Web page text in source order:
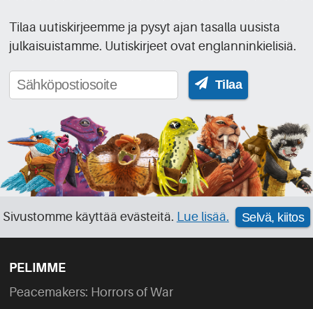
Tilaa uutiskirjeemme ja pysyt ajan tasalla uusista
julkaisuistamme. Uutiskirjeet ovat englanninkielisiä.
Tilaa
Sivustomme käyttää evästeitä. Lue lisää. Selvä, kiitos
PELIMME
Peacemakers: Horrors of War